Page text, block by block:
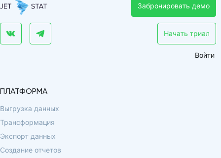
Забронировать демо
Начать триал
Войти
ПЛАТФОРМА
Выгрузка данных
Трансформация
Экспорт данных
Создание отчетов